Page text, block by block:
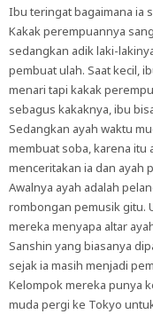
Ibu teringat bagaimana ia
Kakak perempuannya
sedangkan adik laki-
pembuat ulah. Saat kecil,
menari tapi kakak
sebagus kakaknya, ibu
Sedangkan ayah waktu
membuat soba, karena itu
menceritakan ia dan ayah
Awalnya ayah adalah
rombongan pemusik gitu.
mereka menyapa altar
Sanshin yang biasanya
sejak ia masih menjadi
Kelompok mereka punya
muda pergi ke Tokyo